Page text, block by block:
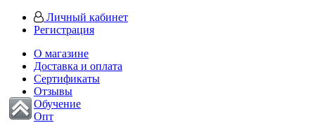
Личный кабинет
Регистрация
О магазине
Доставка и оплата
Сертификаты
Отзывы
Обучение
Опт